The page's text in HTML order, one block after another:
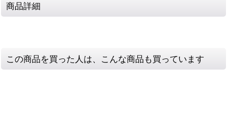
商品詳細
この商品を買った人は、こんな商品も買っています